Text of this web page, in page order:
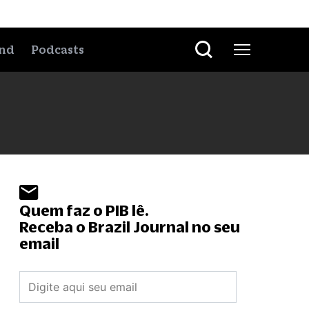
Podcasts
Quem faz o PIB lê.
Receba o Brazil Journal no seu
email